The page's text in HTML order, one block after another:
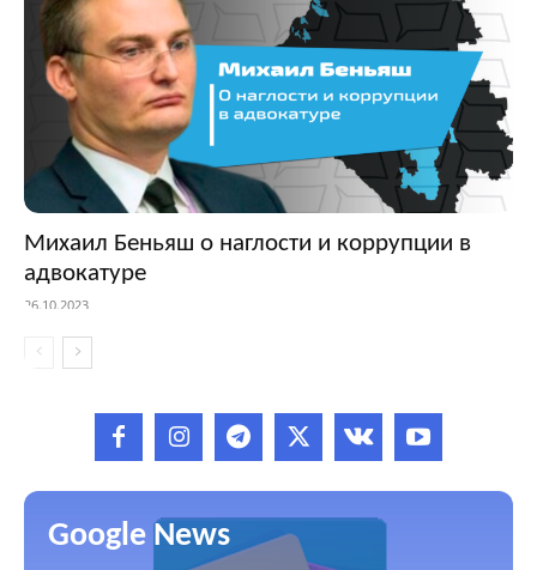
Михаил Беньяш о наглости и коррупции в
адвокатуре
26.10.2023
Google News